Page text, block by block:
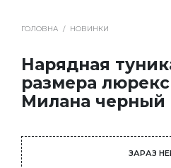
ГОЛОВНА / НОВИНКИ
Нарядная
размера
Милана черный
ЗАРАЗ